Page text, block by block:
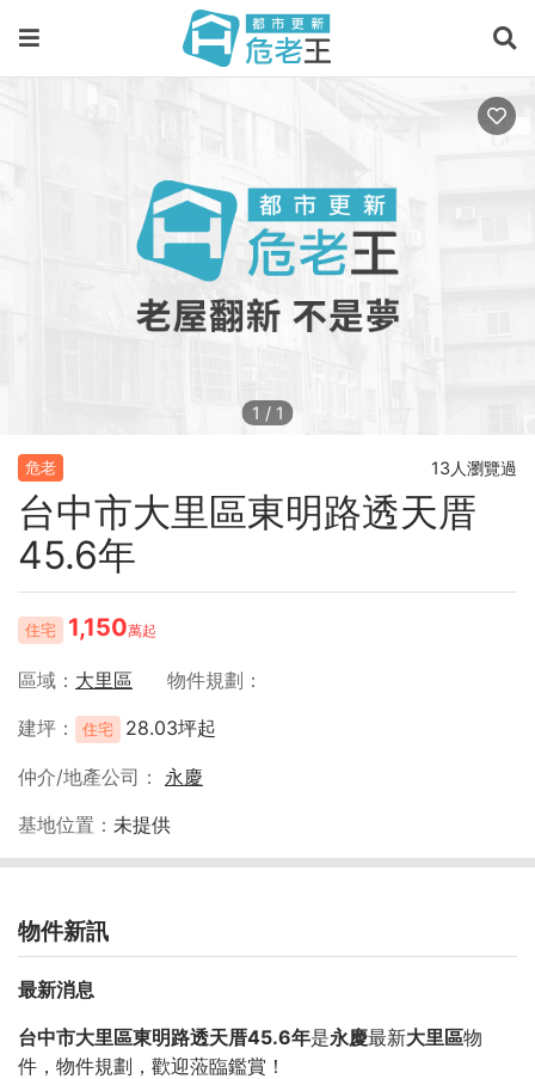
1 / 1
危老 13人瀏覽過
台中市大里區東明路透天厝
45.6年
住宅 1,150萬起
區域 大里區
物件規劃
建坪
住宅 28.03坪起
仲介/地產公司
永慶
基地位置
未提供
物件新訊
最新消息
台中市大里區東明路透天厝45.6年是永慶最新大里區物
件，物件規劃 ，歡迎蒞臨鑑賞！